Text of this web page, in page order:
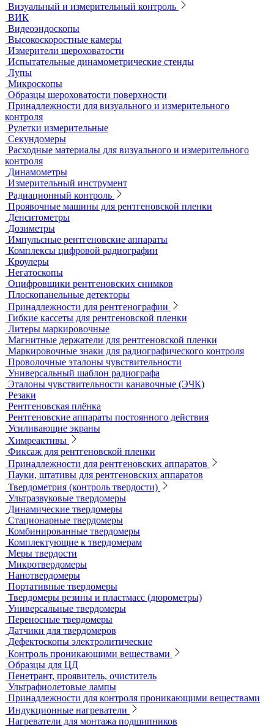
Визуальный и измерительный контроль
ВИК
Видеоэндоскопы
Высокоскоростные камеры
Измерители шероховатости
Испытательные динамометрические стенды
Лупы
Микроскопы
Образцы шероховатости поверхности
Принадлежности для визуального и измерительного
контроля
Рулетки измерительные
Секундомеры
Расходные материалы для визуального и измерительного
контроля
Динамометры
Измерительный инструмент
Радиационный контроль
Проявочные машины для рентгеновской пленки
Денситометры
Дозиметры
Импульсные рентгеновские аппараты
Комплексы цифровой радиографии
Кроулеры
Негатоскопы
Оцифровщики рентгеновских снимков
Плоскопанельные детекторы
Принадлежности для рентгенографии
Гибкие кассеты для рентгеновской пленки
Литеры маркировочные
Магнитные держатели для рентгеновской пленки
Маркировочные знаки для радиографического контроля
Проволочные эталоны чувствительности
Универсальный шаблон радиографа
Эталоны чувствительности канавочные (ЭЧК)
Резаки
Рентгеновская плёнка
Рентгеновские аппараты постоянного действия
Усиливающие экраны
Химреактивы
Фиксаж для рентгеновской пленки
Принадлежности для рентгеновских аппаратов
Пауки, штативы для рентгеновских аппаратов
Твердометрия (контроль твердости)
Ультразвуковые твердомеры
Динамические твердомеры
Стационарные твердомеры
Комбинированные твердомеры
Комплектующие к твердомерам
Меры твердости
Микротвердомеры
Нанотвердомеры
Портативные твердомеры
Твердомеры резины и пластмасс (дюрометры)
Универсальные твердомеры
Переносные твердомеры
Датчики для твердомеров
Дефектоскопы электролитические
Контроль проникающими веществами
Образцы для ЦД
Пенетрант, проявитель, очиститель
Ультрафиолетовые лампы
Принадлежности для контроля проникающими веществами
Индукционные нагреватели
Нагреватели для монтажа подшипников